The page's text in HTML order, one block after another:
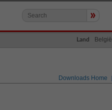
»
Land België
Downloads Home